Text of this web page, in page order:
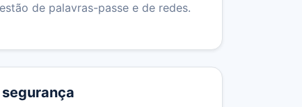
de palavras-passe e de redes.